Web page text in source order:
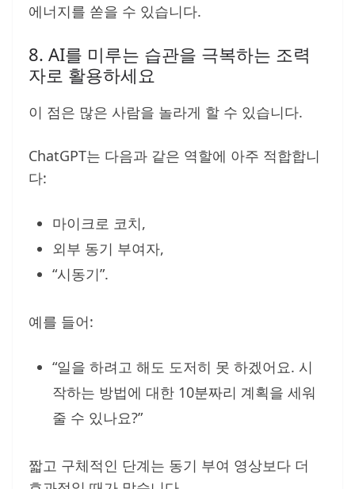
에너지를 쏟을 수 있습니다.
8. AI를 미루는 습관을 극복하는 조력
자로 활용하세요
이 점은 많은 사람을 놀라게 할 수 있습니다.
ChatGPT는 다음과 같은 역할에 아주 적합합니
다:
마이크로 코치,
외부 동기 부여자,
“시동기”.
예를 들어:
“일을 하려고 해도 도저히 못 하겠어요. 시
작하는 방법에 대한 10분짜리 계획을 세워
줄 수 있나요?”
짧고 구체적인 단계는 동기 부여 영상보다 더